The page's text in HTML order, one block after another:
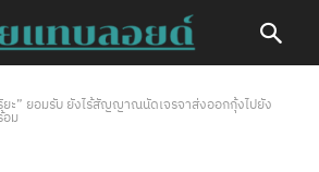
ยะ” ยอมรับ ยังไร้สัญญาณนัดเจรจาส่งออกกุ้งไปยัง
อม